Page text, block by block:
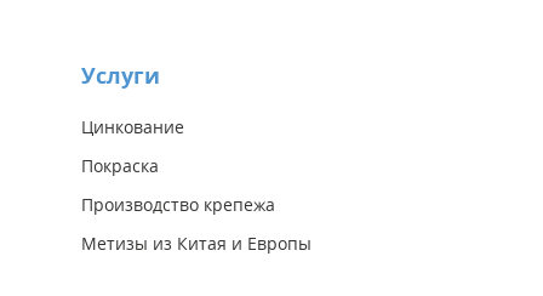
Услуги
Цинкование
Покраска
Производство крепежа
Метизы из Китая и Европы